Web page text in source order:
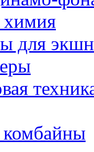
химия
для